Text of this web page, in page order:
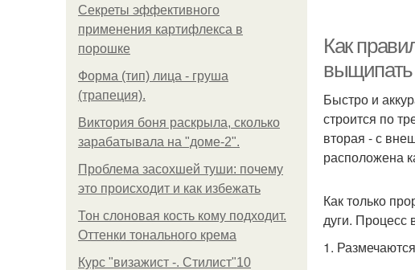
Секреты эффективного
применения картифлекса в
порошке
Форма (тип) лица - груша
(трапеция).
Виктория боня раскрыла, сколько
зарабатывала на "доме-2".
Проблема засохшей туши: почему
это происходит и как избежать
Тон слоновая кость кому подходит.
Оттенки тонального крема
Курс "визажист -. Стилист"10
Как
выщипать
Быстро и
строится по
вторая - с
расположена
Как только
дуги. Процесс
1.